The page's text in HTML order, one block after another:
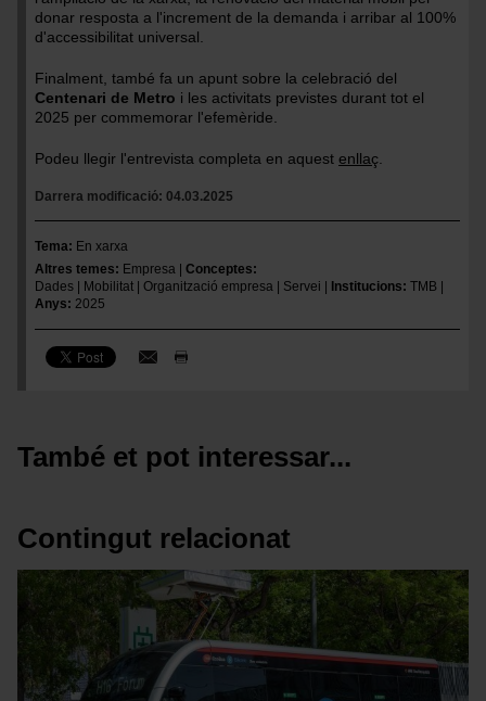
donar resposta a l'increment de la demanda i arribar al 100%
d'accessibilitat universal.
Finalment, també fa un apunt sobre la celebració del
Centenari de Metro i les activitats previstes durant tot el
2025 per commemorar l'efemèride.
Podeu llegir l'entrevista completa en aquest enllaç
Darrera modificació 04.03.2025
Tema
En xarxa
Altres temes
Empresa
Conceptes
Dades
Mobilitat Organització empresa Servei Institucions TMB
Anys 2025
També et pot interessar...
Contingut relacionat
Imatge